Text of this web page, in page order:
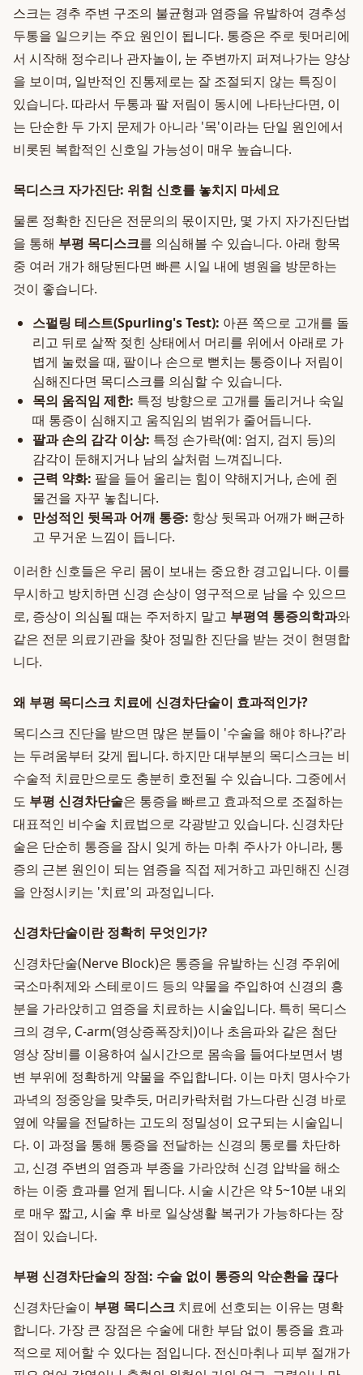
스크는 경추 주변 구조의 불균형과 염증을 유발하여 경추성
두통을 일으키는 주요 원인이 됩니다. 통증은 주로 뒷머리에
서 시작해 정수리나 관자놀이, 눈 주변까지 퍼져나가는 양상
을 보이며, 일반적인 진통제로는 잘 조절되지 않는 특징이
있습니다. 따라서 두통과 팔 저림이 동시에 나타난다면, 이
는 단순한 두 가지 문제가 아니라 '목'이라는 단일 원인에서
비롯된 복합적인 신호일 가능성이 매우 높습니다.
목디스크 자가진단: 위험 신호를 놓치지 마세요
물론 정확한 진단은 전문의의 몫이지만, 몇 가지 자가진단법
을 통해 부평 목디스크를 의심해볼 수 있습니다. 아래 항목
중 여러 개가 해당된다면 빠른 시일 내에 병원을 방문하는
것이 좋습니다.
스펄링 테스트(Spurling's Test): 아픈 쪽으로 고개를 돌
리고 뒤로 살짝 젖힌 상태에서 머리를 위에서 아래로 가
볍게 눌렀을 때, 팔이나 손으로 뻗치는 통증이나 저림이
심해진다면 목디스크를 의심할 수 있습니다.
목의 움직임 제한: 특정 방향으로 고개를 돌리거나 숙일
때 통증이 심해지고 움직임의 범위가 줄어듭니다.
팔과 손의 감각 이상: 특정 손가락(예: 엄지, 검지 등)의
감각이 둔해지거나 남의 살처럼 느껴집니다.
근력 약화: 팔을 들어 올리는 힘이 약해지거나, 손에 쥔
물건을 자꾸 놓칩니다.
만성적인 뒷목과 어깨 통증: 항상 뒷목과 어깨가 뻐근하
고 무거운 느낌이 듭니다.
이러한 신호들은 우리 몸이 보내는 중요한 경고입니다. 이를
무시하고 방치하면 신경 손상이 영구적으로 남을 수 있으므
로, 증상이 의심될 때는 주저하지 말고 부평역 통증의학과와
같은 전문 의료기관을 찾아 정밀한 진단을 받는 것이 현명합
니다.
왜 부평 목디스크 치료에 신경차단술이 효과적인가?
목디스크 진단을 받으면 많은 분들이 '수술을 해야 하나?'라
는 두려움부터 갖게 됩니다. 하지만 대부분의 목디스크는 비
수술적 치료만으로도 충분히 호전될 수 있습니다. 그중에서
도 부평 신경차단술은 통증을 빠르고 효과적으로 조절하는
대표적인 비수술 치료법으로 각광받고 있습니다. 신경차단
술은 단순히 통증을 잠시 잊게 하는 마취 주사가 아니라, 통
증의 근본 원인이 되는 염증을 직접 제거하고 과민해진 신경
을 안정시키는 '치료'의 과정입니다.
신경차단술이란 정확히 무엇인가?
신경차단술(Nerve Block)은 통증을 유발하는 신경 주위에
국소마취제와 스테로이드 등의 약물을 주입하여 신경의 흥
분을 가라앉히고 염증을 치료하는 시술입니다. 특히 목디스
크의 경우, C-arm(영상증폭장치)이나 초음파와 같은 첨단
영상 장비를 이용하여 실시간으로 몸속을 들여다보면서 병
변 부위에 정확하게 약물을 주입합니다. 이는 마치 명사수가
과녁의 정중앙을 맞추듯, 머리카락처럼 가느다란 신경 바로
옆에 약물을 전달하는 고도의 정밀성이 요구되는 시술입니
다. 이 과정을 통해 통증을 전달하는 신경의 통로를 차단하
고, 신경 주변의 염증과 부종을 가라앉혀 신경 압박을 해소
하는 이중 효과를 얻게 됩니다. 시술 시간은 약 5~10분 내외
로 매우 짧고, 시술 후 바로 일상생활 복귀가 가능하다는 장
점이 있습니다.
부평 신경차단술의 장점: 수술 없이 통증의 악순환을 끊다
신경차단술이 부평 목디스크 치료에 선호되는 이유는 명확
합니다. 가장 큰 장점은 수술에 대한 부담 없이 통증을 효과
적으로 제어할 수 있다는 점입니다. 전신마취나 피부 절개가